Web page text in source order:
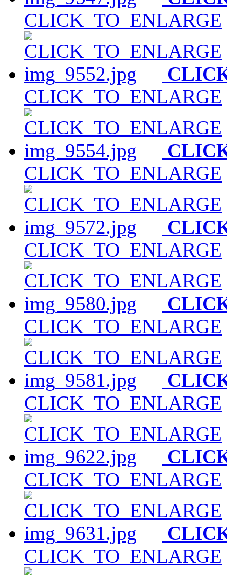
CLICK_TO_ENLARGE
CLICK_TO_ENLARGE
CLICK_TO_ENLARGE
CLICK_TO_ENLARGE
CLICK_TO_ENLARGE
CLICK_TO_ENLARGE
CLICK_TO_ENLARGE
CLICK_TO_ENLARGE